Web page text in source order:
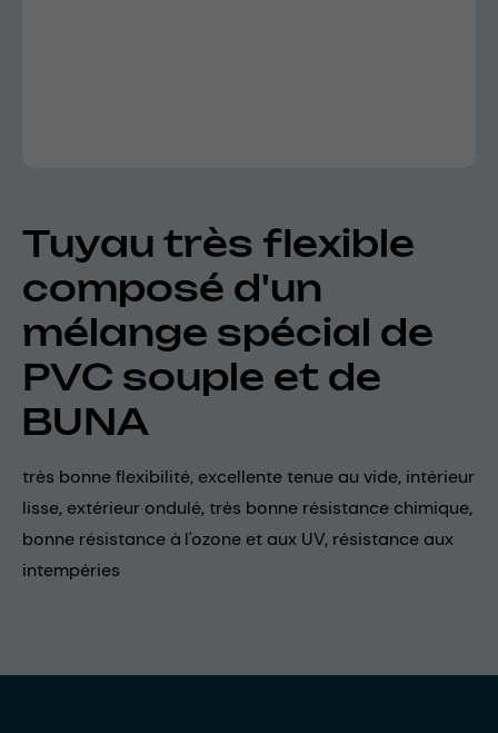
Tuyau très flexible
composé d'un
mélange spécial de
PVC souple et de
BUNA
très bonne flexibilité, excellente tenue au vide, intérieur
lisse, extérieur ondulé, très bonne résistance chimique,
bonne résistance à l'ozone et aux UV, résistance aux
intempéries